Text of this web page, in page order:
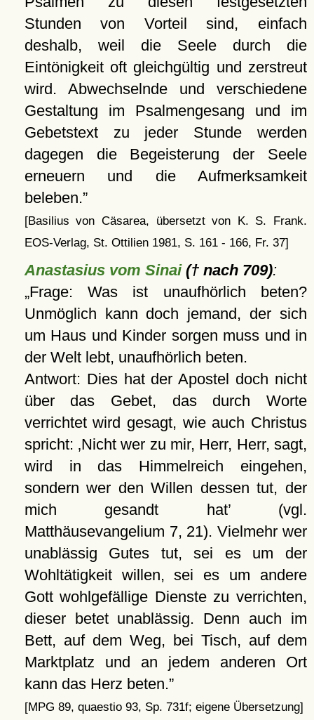
Stunden von Vorteil sind, einfach
deshalb, weil die Seele durch die
Eintönigkeit oft gleichgültig und zerstreut
wird. Abwechselnde und verschiedene
Gestaltung im Psalmengesang und im
Gebetstext zu jeder Stunde werden
dagegen die Begeisterung der Seele
erneuern und die Aufmerksamkeit
beleben.
[Basilius von Cäsarea, übersetzt von K. S. Frank.
EOS-Verlag, St. Ottilien 1981, S. 161 - 166, Fr. 37]
Anastasius vom Sinai(† nach 709):
Frage: Was ist unaufhörlich beten?
Unmöglich kann doch jemand, der sich
um Haus und Kinder sorgen muss und in
der Welt lebt, unaufhörlich beten.
Antwort: Dies hat der Apostel doch nicht
über das Gebet, das durch Worte
verrichtet wird gesagt, wie auch Christus
spricht: Nicht wer zu mir, Herr, Herr, sagt,
wird in das Himmelreich eingehen,
sondern wer den Willen dessen tut, der
mich gesandt hat(vgl.
Matthäusevangelium 7, 21). Vielmehr wer
unablässig Gutes tut, sei es um der
Wohltätigkeit willen, sei es um andere
Gott wohlgefällige Dienste zu verrichten,
dieser betet unablässig. Denn auch im
Bett, auf dem Weg, bei Tisch, auf dem
Marktplatz und an jedem anderen Ort
kann das Herz beten.
[MPG 89, quaestio 93, Sp. 731f; eigene Übersetzung]